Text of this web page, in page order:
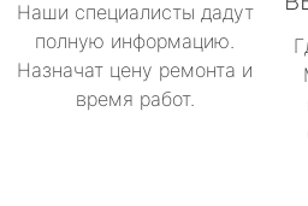
Наши специалисты дадут
полную информацию.
Назначат цену ремонта и
время работ.